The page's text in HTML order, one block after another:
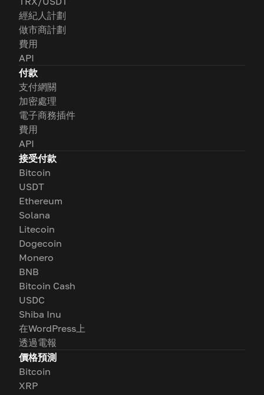
經紀人計劃
做市商計劃
費用
API
付款
支付網關
加密處理
電子商務插件
費用
API
接受付款
Bitcoin
USDT
Ethereum
Solana
Litecoin
Dogecoin
Monero
BNB
Bitcoin Cash
USDC
Shiba Inu
在WordPress上
透過電報
價格預測
Bitcoin
XRP